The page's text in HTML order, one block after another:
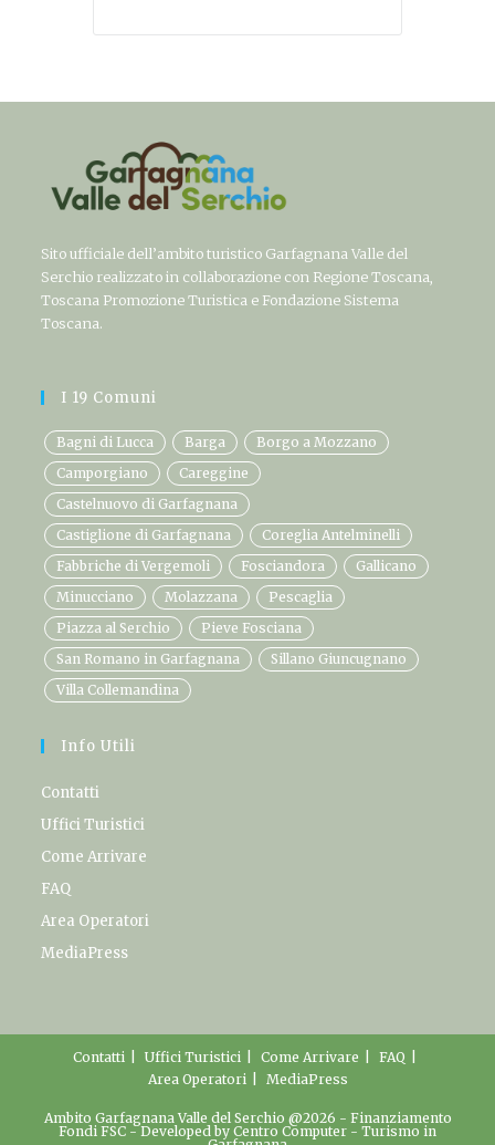
Sito ufficiale dell’ambito turistico Garfagnana Valle del
Serchio realizzato in collaborazione con Regione Toscana,
Toscana Promozione Turistica e Fondazione Sistema
Toscana.
I 19 Comuni
Bagni di Lucca Barga
Borgo a Mozzano
Camporgiano
Careggine
Castelnuovo di Garfagnana
Castiglione di Garfagnana
Coreglia Antelminelli
Fabbriche di Vergemoli
Fosciandora
Gallicano
Minucciano
Molazzana
Pescaglia
Piazza al Serchio
Pieve Fosciana
San Romano in Garfagnana
Sillano Giuncugnano
Villa Collemandina
Info Utili
Contatti
Uffici Turistici
Come Arrivare
FAQ
Area Operatori
MediaPress
Contatti Uffici Turistici Come Arrivare
FAQ
Area Operatori
MediaPress
Ambito Garfagnana Valle del Serchio @2026 - Finanziamento
Fondi FSC - Developed by Centro Computer - Turismo in